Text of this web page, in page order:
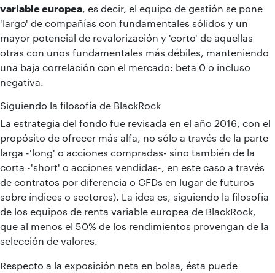
variable europea , es decir, el equipo de gestión se pone
'largo' de compañías con fundamentales sólidos y un
mayor potencial de revalorización y 'corto' de aquellas
otras con unos fundamentales más débiles, manteniendo
una baja correlación con el mercado: beta 0 o incluso
negativa.
Siguiendo la filosofía de BlackRock
La estrategia del fondo fue revisada en el año 2016, con el
propósito de ofrecer más alfa, no sólo a través de la parte
larga -'long' o acciones compradas- sino también de la
corta -'short' o acciones vendidas-, en este caso a través
de contratos por diferencia o CFDs en lugar de futuros
sobre índices o sectores). La idea es, siguiendo la filosofía
de los equipos de renta variable europea de BlackRock,
que al menos el 50% de los rendimientos provengan de la
selección de valores.
Respecto a la exposición neta en bolsa, ésta puede